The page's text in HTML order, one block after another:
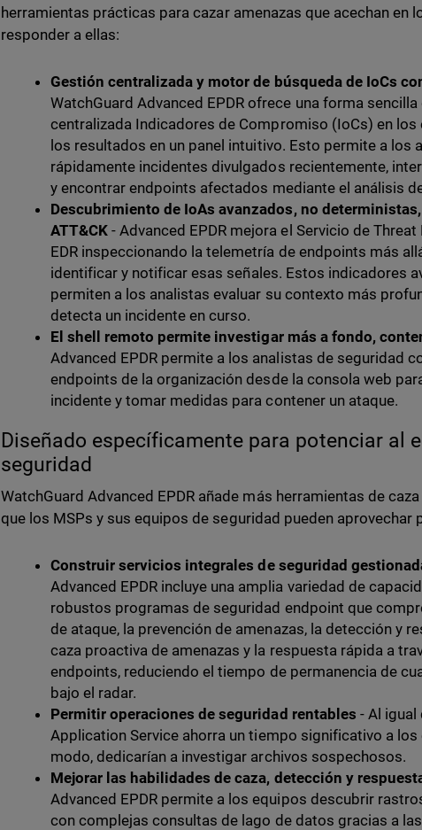
herramientas prácticas para cazar amenazas que acechan en
responder a ellas:
Gestión centralizada y motor de búsqueda de IoCs
WatchGuard Advanced EPDR ofrece una forma
centralizada Indicadores de Compromiso (IoCs) en
los resultados en un panel intuitivo. Esto permite a los
rápidamente incidentes divulgados recientemente,
y encontrar endpoints afectados mediante el análisis
Descubrimiento de IoAs avanzados, no
ATT&CK- Advanced EPDR mejora el Servicio de
EDR inspeccionando la telemetría de endpoints más
identificar y notificar esas señales. Estos indicadores
permiten a los analistas evaluar su contexto más
detecta un incidente en curso.
El shell remoto permite investigar más a fondo,
Advanced EPDR permite a los analistas de seguridad
endpoints de la organización desde la consola web
incidente y tomar medidas para contener un ataque.
Diseñado específicamente para potenciar al
seguridad
WatchGuard Advanced EPDR añade más herramientas de
que los MSPs y sus equipos de seguridad pueden aprovechar
Construir servicios integrales de seguridad
Advanced EPDR incluye una amplia variedad de
robustos programas de seguridad endpoint que
de ataque, la prevención de amenazas, la detección y
caza proactiva de amenazas y la respuesta rápida a
endpoints, reduciendo el tiempo de permanencia de
bajo el radar.
Permitir operaciones de seguridad rentables - Al igual
Application Service ahorra un tiempo significativo a
modo, dedicarían a investigar archivos sospechosos.
Mejorar las habilidades de caza, detección y
Advanced EPDR permite a los equipos descubrir
con complejas consultas de lago de datos gracias a